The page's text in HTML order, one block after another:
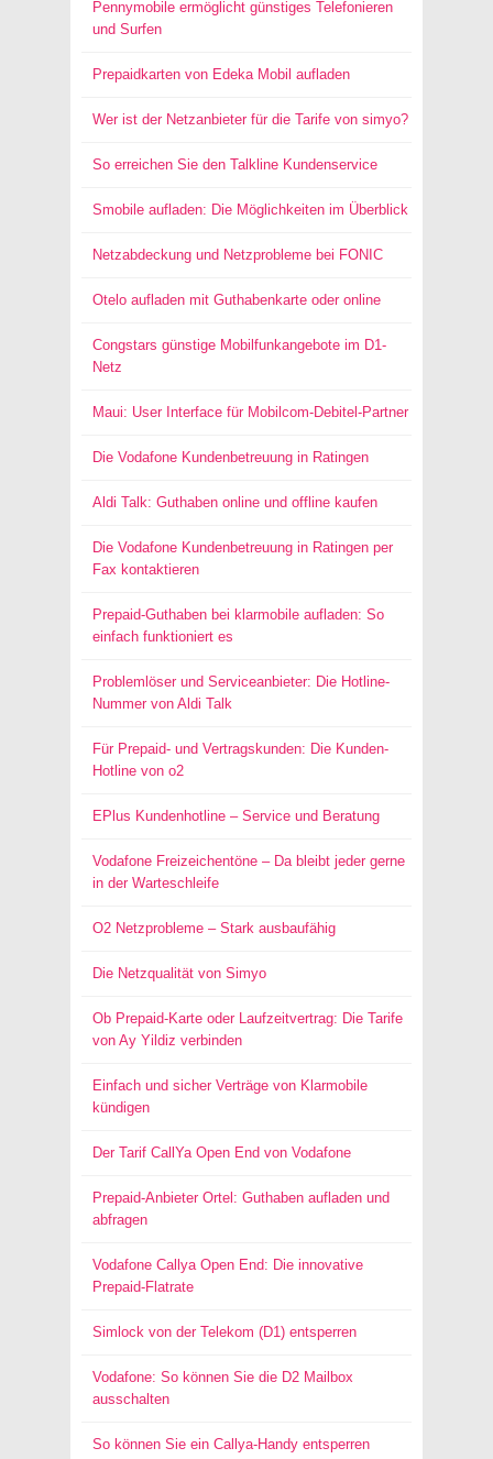
Pennymobile ermöglicht günstiges Telefonieren
und Surfen
Prepaidkarten von Edeka Mobil aufladen
Wer ist der Netzanbieter für die Tarife von simyo?
So erreichen Sie den Talkline Kundenservice
Smobile aufladen: Die Möglichkeiten im Überblick
Netzabdeckung und Netzprobleme bei FONIC
Otelo aufladen mit Guthabenkarte oder online
Congstars günstige Mobilfunkangebote im D1-
Netz
Maui: User Interface für Mobilcom-Debitel-Partner
Die Vodafone Kundenbetreuung in Ratingen
Aldi Talk: Guthaben online und offline kaufen
Die Vodafone Kundenbetreuung in Ratingen per
Fax kontaktieren
Prepaid-Guthaben bei klarmobile aufladen: So
einfach funktioniert es
Problemlöser und Serviceanbieter: Die Hotline-
Nummer von Aldi Talk
Für Prepaid- und Vertragskunden: Die Kunden-
Hotline von o2
EPlus Kundenhotline – Service und Beratung
Vodafone Freizeichentöne – Da bleibt jeder gerne
in der Warteschleife
O2 Netzprobleme – Stark ausbaufähig
Die Netzqualität von Simyo
Ob Prepaid-Karte oder Laufzeitvertrag: Die Tarife
von Ay Yildiz verbinden
Einfach und sicher Verträge von Klarmobile
kündigen
Der Tarif CallYa Open End von Vodafone
Prepaid-Anbieter Ortel: Guthaben aufladen und
abfragen
Vodafone Callya Open End: Die innovative
Prepaid-Flatrate
Simlock von der Telekom (D1) entsperren
Vodafone: So können Sie die D2 Mailbox
ausschalten
So können Sie ein Callya-Handy entsperren